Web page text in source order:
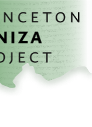
تخطي إلى المحتوى الرئيسي
الصفحة الرئيسية